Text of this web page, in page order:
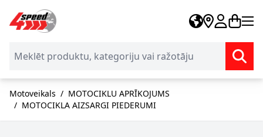
Skip to Content
Motoveikals / MOTOCIKLU APRĪKOJUMS
/ MOTOCIKLA AIZSARGI PIEDERUMI